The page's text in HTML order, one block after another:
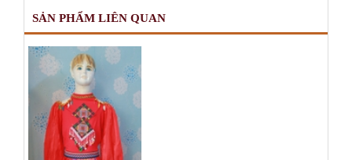
SẢN PHẨM LIÊN QUAN